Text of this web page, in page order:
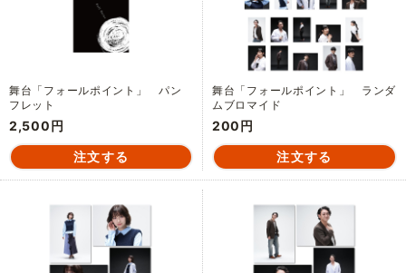
舞台「フォールポイント」 パン
フレット
2,500円
舞台「フォールポイント」 ランダ
ムブロマイド
200円